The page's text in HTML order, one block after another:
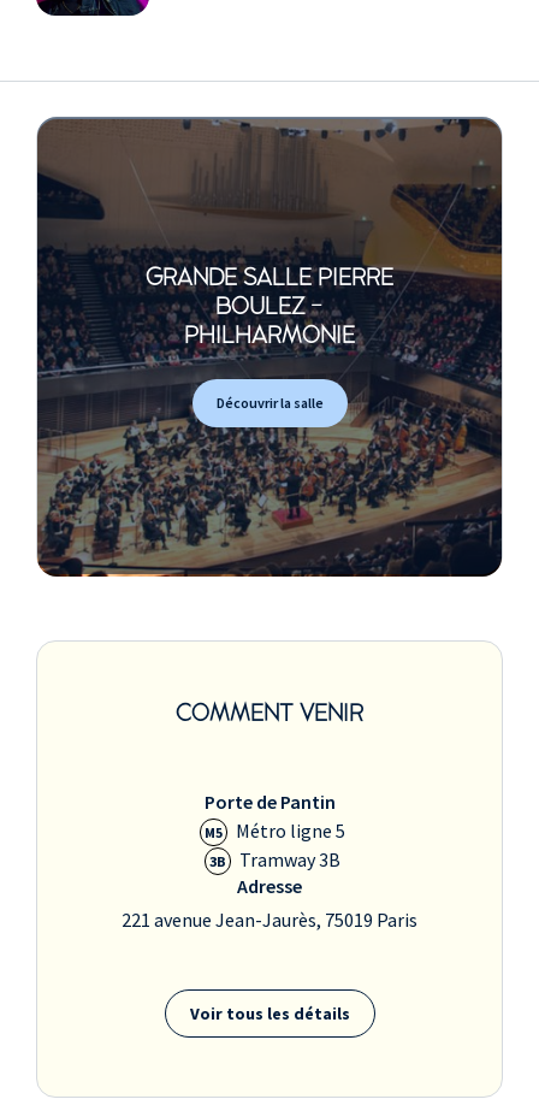
GRANDE SALLE PIERRE
BOULEZ -
PHILHARMONIE
Découvrir la salle
COMMENT VENIR
Porte de Pantin
M5 Métro ligne 5
3B
Tramway 3B
Adresse
221 avenue Jean-Jaurès, 75019 Paris
Voir tous les détails